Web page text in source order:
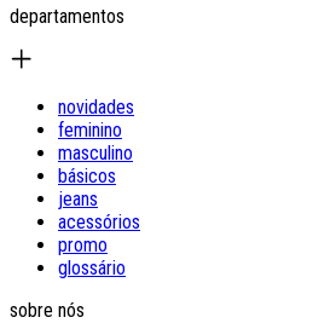
departamentos
novidades
feminino
masculino
básicos
jeans
acessórios
promo
glossário
sobre nós